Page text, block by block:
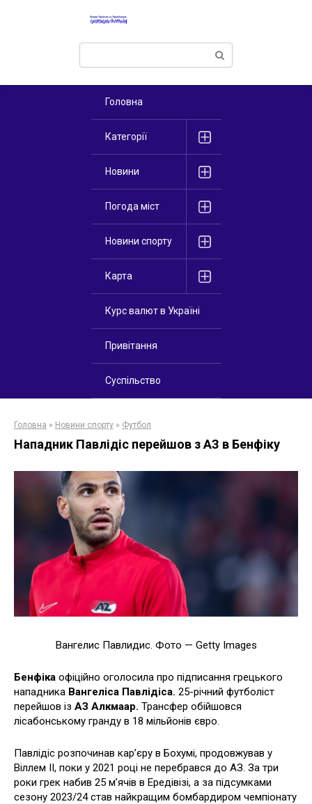
Поиск:
Головна
Категорії
Новини
Погода міст
Новини спорту
Карта
Курс валют в Україні
Привітання
Суспільство
Головна » Новини спорту » Футбол
Нападник Павлідіс перейшов з АЗ в Бенфіку
Вангелис Павлидис. Фото — Getty Images
Бенфіка офіційно оголосила про підписання грецького
нападника Вангеліса Павлідіса. 25-річний футболіст
перейшов із АЗ Алкмаар. Трансфер обійшовся
лісабонському гранду в 18 мільйонів євро.
Павлідіс розпочинав кар’єру в Бохумі, продовжував у
Віллем II, поки у 2021 році не перебрався до АЗ. За три
роки грек набив 25 м’ячів в Ередівізі, а за підсумками
сезону 2023/24 став найкращим бомбардиром чемпіонату